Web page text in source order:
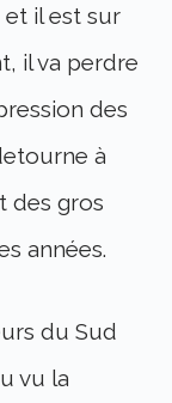
il est sur
il va perdre
des
à
des gros
années.
du Sud
vu la